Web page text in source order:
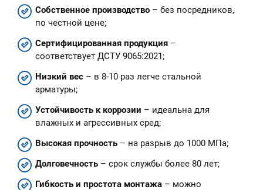
Собственное производство – без посредников,
по честной цене;
Сертифицированная продукция –
соответствует ДСТУ 9065:2021;
Низкий вес – в 8-10 раз легче стальной
арматуры;
Устойчивость к коррозии – идеальна для
влажных и агрессивных сред;
Высокая прочность – на разрыв до 1000 МПа;
Долговечность – срок службы более 80 лет;
Гибкость и простота монтажа – можно